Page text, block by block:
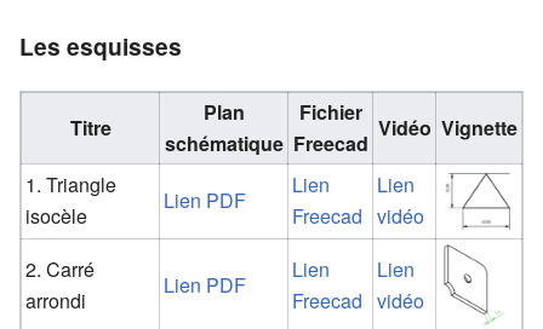
Les esquisses
Titre
Plan
schématique
Fichier
Freecad
Vidéo Vignette
1. Triangle
isocèle
Lien PDF
Lien
Freecad
Lien
vidéo
2. Carré
arrondi
Lien PDF
Lien
Freecad
Lien
vidéo